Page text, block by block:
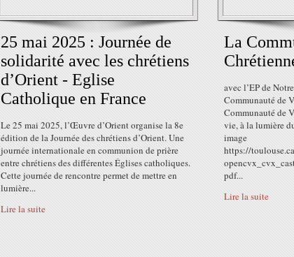
25 mai 2025 : Journée de
solidarité avec les chrétiens
d’Orient - Eglise
Catholique en France
Le 25 mai 2025, l’Œuvre d’Orient organise la 8e
édition de la Journée des chrétiens d’Orient. Une
journée internationale en communion de prière
entre chrétiens des différentes Églises catholiques.
Cette journée de rencontre permet de mettre en
lumière...
Lire la suite
La
avec l’EP de
Communauté de
Communauté de
vie, à la lumière
image
https://
pdf...
Lire la suite